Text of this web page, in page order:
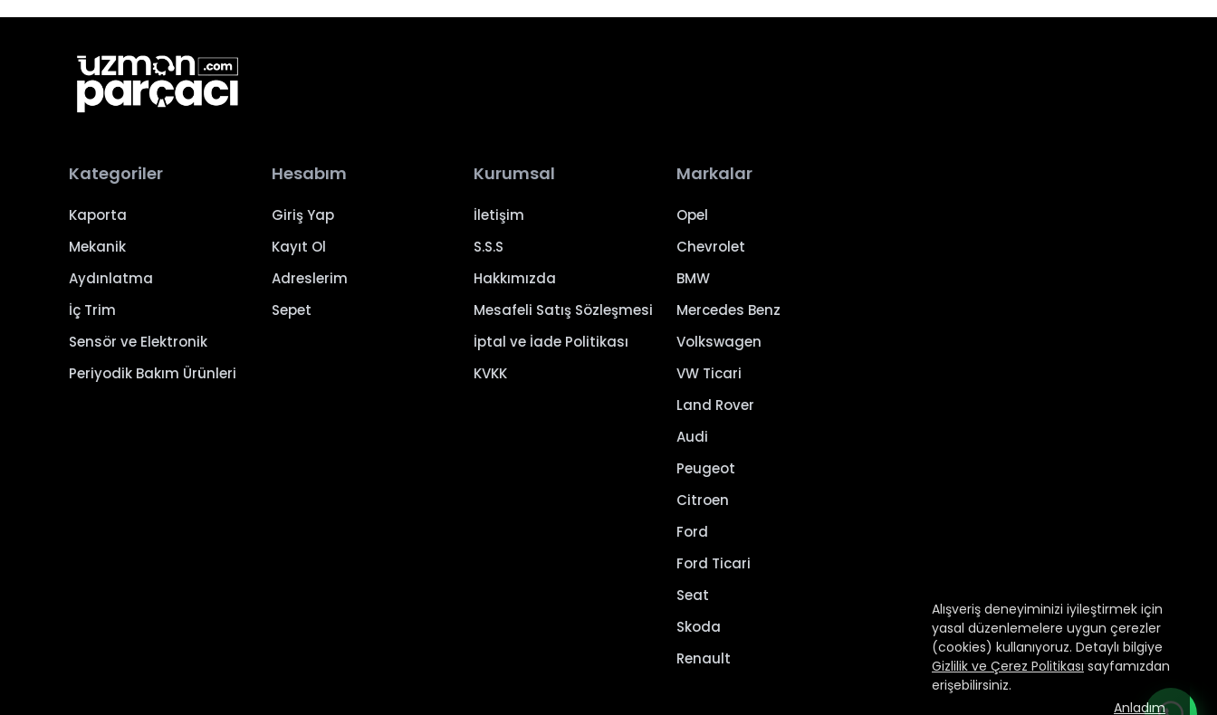
Alışveriş deneyiminizi iyileştirmek için
yasal düzenlemelere uygun çerezler
(cookies) kullanıyoruz. Detaylı bilgiye
Gizlilik ve Çerez Politikası sayfamızdan
erişebilirsiniz.
Anladım
Kategoriler
Kaporta
Mekanik
Aydınlatma
İç Trim
Sensör ve Elektronik
Periyodik Bakım Ürünleri
Hesabım
Giriş Yap
Kayıt Ol
Adreslerim
Sepet
Kurumsal
İletişim
S.S.S
Hakkımızda
Mesafeli Satış Sözleşmesi
İptal ve İade Politikası
KVKK
Markalar
Opel
Chevrolet
BMW
Mercedes Benz
Volkswagen
VW Ticari
Land Rover
Audi
Peugeot
Citroen
Ford
Ford Ticari
Seat
Skoda
Renault